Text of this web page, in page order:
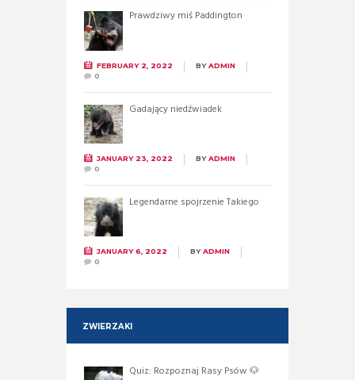
Prawdziwy miś Paddington
FEBRUARY 2, 2022 BYADMIN
0
Gadający niedźwiadek
JANUARY 23, 2022 BYADMIN
0
Legendarne spojrzenie Takiego
JANUARY 6, 2022 BYADMIN
0
ZWIERZAKI
Quiz: Rozpoznaj Rasy Psów 🐶